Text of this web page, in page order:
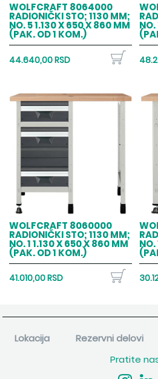
WOLFCRAFT 8064000
RADIONIČKI STO; 1130 MM;
NO. 5 1.130 X 650 X 860 MM
(PAK. OD 1 KOM.)
44.640,00 RSD
WOLFCRAFT 8060000
RADIONIČKI STO; 1130 MM;
NO. 1 1.130 X 650 X 860 MM
(PAK. OD 1 KOM.)
41.010,00 RSD
Lokacija Rezervni delovi
Pratite